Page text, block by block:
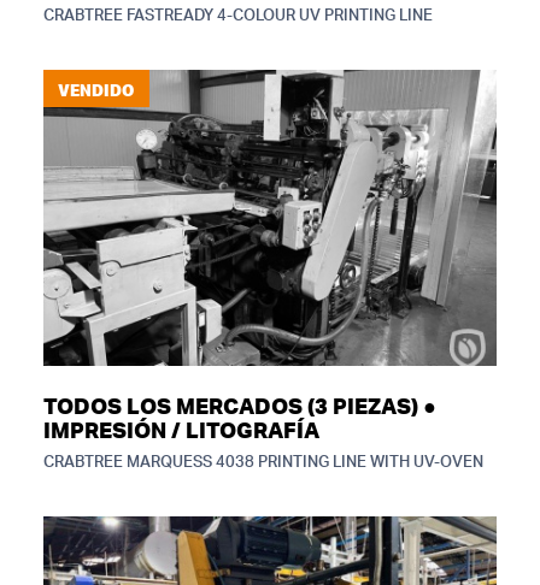
CRABTREE FASTREADY 4-COLOUR UV PRINTING LINE
VENDIDO
TODOS LOS MERCADOS (3 PIEZAS) ●
IMPRESIÓN / LITOGRAFÍA
CRABTREE MARQUESS 4038 PRINTING LINE WITH UV-OVEN